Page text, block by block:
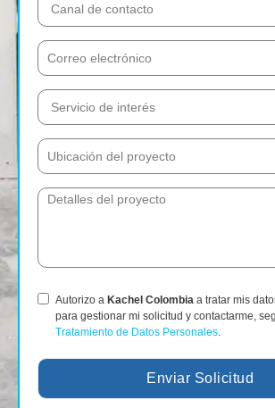
Autorizo a Kachel Colombia a tratar mis
para gestionar mi solicitud y contactarme,
Tratamiento de Datos Personales
Enviar Solicitud